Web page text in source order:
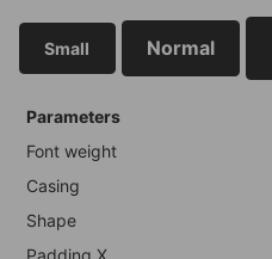
Small Normal
Parameters
Font weight
Casing
Shape
Padding X